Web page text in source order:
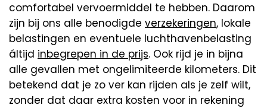
comfortabel vervoermiddel te hebben. Daarom
zijn bij ons alle benodigde verzekeringen, lokale
belastingen en eventuele luchthavenbelasting
áltijd inbegrepen in de prijs. Ook rijd je in bijna
alle gevallen met ongelimiteerde kilometers. Dit
betekend dat je zo ver kan rijden als je zelf wilt,
zonder dat daar extra kosten voor in rekening